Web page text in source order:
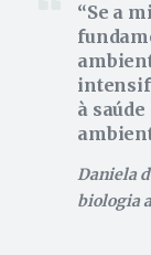
Se a
à
Daniela
biologia